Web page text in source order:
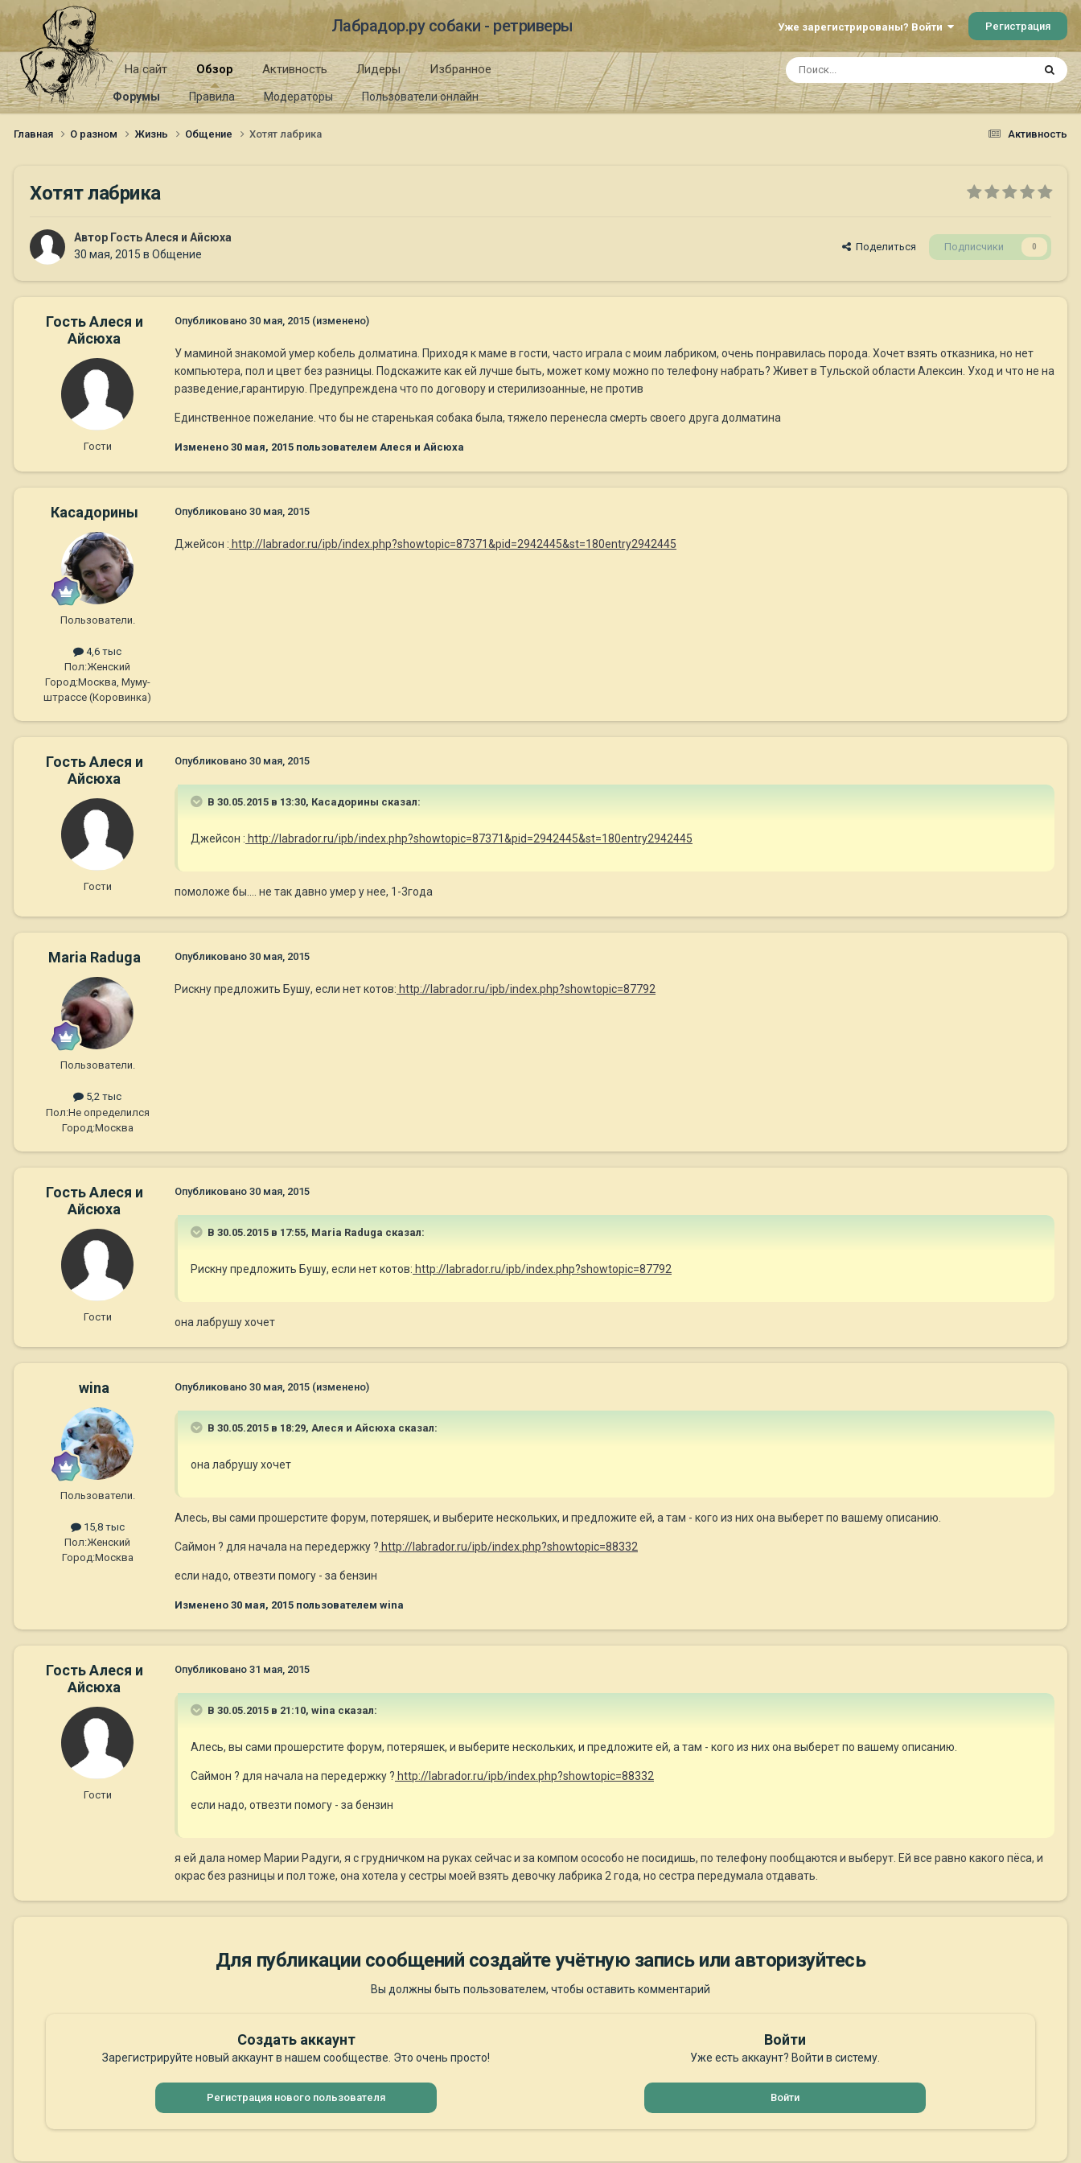
Лабрадор.ру собаки - ретриверы Уже зарегистрированы? Войти Регистрация
На сайт Обзор
Форумы Правила Модераторы Пользователи онлайн
Активность Лидеры Избранное
Активность
Главная О разном Жизнь Общение Хотят лабрика
Хотят лабрика
Автор Гость Алеся и Айсюха
30 мая, 2015 в Общение
Поделиться Подписчики 0
Гость Алеся и
Айсюха
Гости
Опубликовано 30 мая, 2015 (изменено)
У маминой знакомой умер кобель долматина. Приходя к маме в гости, часто играла с моим лабриком, очень понравилась порода. Хочет взять отказника, но нет
компьютера, пол и цвет без разницы. Подскажите как ей лучше быть, может кому можно по телефону набрать? Живет в Тульской области Алексин. Уход и что не на
разведение,гарантирую. Предупреждена что по договору и стерилизоанные, не против
Единственное пожелание. что бы не старенькая собака была, тяжело перенесла смерть своего друга долматина
Изменено 30 мая, 2015 пользователем Алеся и Айсюха
Касадорины
Пользователи.
4,6 тыс
Пол:Женский
Город:Москва, Муму-
штрассе (Коровинка)
Опубликовано 30 мая, 2015
Джейсон : http://labrador.ru/ipb/index.php?showtopic=87371&pid=2942445&st=180entry2942445
Гость Алеся и
Айсюха
Гости
Опубликовано 30 мая, 2015
В 30.05.2015 в 13:30, Касадорины сказал:
Джейсон : http://labrador.ru/ipb/index.php?showtopic=87371&pid=2942445&st=180entry2942445
помоложе бы.... не так давно умер у нее, 1-3года
Maria Raduga
Пользователи.
5,2 тыс
Пол:Не определился
Город:Москва
Опубликовано 30 мая, 2015
Рискну предложить Бушу, если нет котов: http://labrador.ru/ipb/index.php?showtopic=87792
Гость Алеся и
Айсюха
Гости
Опубликовано 30 мая, 2015
В 30.05.2015 в 17:55, Maria Raduga сказал:
Рискну предложить Бушу, если нет котов: http://labrador.ru/ipb/index.php?showtopic=87792
она лабрушу хочет
wina
Пользователи.
15,8 тыс
Пол:Женский
Город:Москва
Опубликовано 30 мая, 2015 (изменено)
В 30.05.2015 в 18:29, Алеся и Айсюха сказал:
она лабрушу хочет
Алесь, вы сами прошерстите форум, потеряшек, и выберите нескольких, и предложите ей, а там - кого из них она выберет по вашему описанию.
Саймон ? для начала на передержку ? http://labrador.ru/ipb/index.php?showtopic=88332
если надо, отвезти помогу - за бензин
Изменено 30 мая, 2015 пользователем wina
Гость Алеся и
Айсюха
Гости
Опубликовано 31 мая, 2015
В 30.05.2015 в 21:10, wina сказал:
Алесь, вы сами прошерстите форум, потеряшек, и выберите нескольких, и предложите ей, а там - кого из них она выберет по вашему описанию.
Саймон ? для начала на передержку ? http://labrador.ru/ipb/index.php?showtopic=88332
если надо, отвезти помогу - за бензин
я ей дала номер Марии Радуги, я с грудничком на руках сейчас и за компом осособо не посидишь, по телефону пообщаются и выберут. Ей все равно какого пёса, и
окрас без разницы и пол тоже, она хотела у сестры моей взять девочку лабрика 2 года, но сестра передумала отдавать.
Для публикации сообщений создайте учётную запись или авторизуйтесь
Вы должны быть пользователем, чтобы оставить комментарий
Создать аккаунт
Зарегистрируйте новый аккаунт в нашем сообществе. Это очень просто!
Регистрация нового пользователя
Войти
Уже есть аккаунт? Войти в систему.
Войти